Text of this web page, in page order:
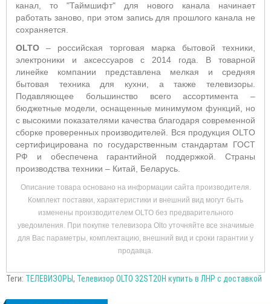
канал, то "Таймшифт" для нового канала начинает
работать заново, при этом запись для прошлого канала не
сохраняется.
OLTO – российская торговая марка бытовой техники,
электроники и аксессуаров с 2014 года. В товарной
линейке компании представлена мелкая и средняя
бытовая техника для кухни, а также телевизоры.
Подавляющее большинство всего ассортимента –
бюджетные модели, оснащенные минимумом функций, но
с высокими показателями качества благодаря современной
сборке проверенных производителей. Вся продукция OLTO
сертифицирована по государственным стандартам ГОСТ
РФ и обеспечена гарантийной поддержкой. Страны
производства техники – Китай, Беларусь.
Описание товара основано на информации сайта производителя.
Комплект поставки, характеристики и внешний вид могут быть
изменены производителем OLTO без предварительного
уведомления. При покупке телевизора Olto уточняйте все значимые
для Вас параметры, комплектацию, внешний вид и сроки гарантии у
продавца.
Теги: ТЕЛЕВИЗОРЫ, Телевизор OLTO 32ST20H купить в ЛНР с доставкой